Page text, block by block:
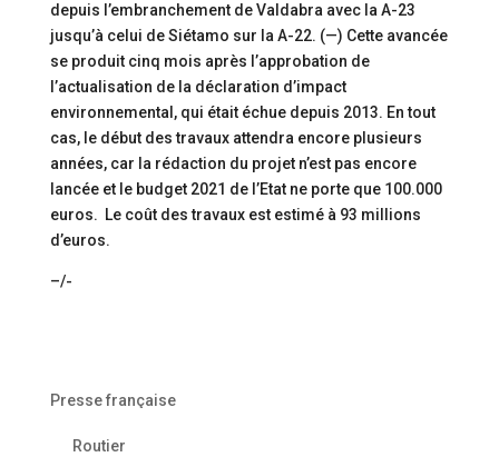
depuis l’embranchement de Valdabra avec la A-23
jusqu’à celui de Siétamo sur la A-22. (—) Cette avancée
se produit cinq mois après l’approbation de
l’actualisation de la déclaration d’impact
environnemental, qui était échue depuis 2013. En tout
cas, le début des travaux attendra encore plusieurs
années, car la rédaction du projet n’est pas encore
lancée et le budget 2021 de l’Etat ne porte que 100.000
euros. Le coût des travaux est estimé à 93 millions
d’euros.
–/-
Presse française
Routier